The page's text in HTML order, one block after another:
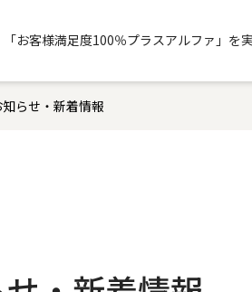
「お客様満足度100％プラスアルファ」を
知らせ・新着情報